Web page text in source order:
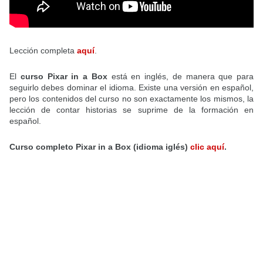
Lección completa aquí.
El curso Pixar in a Boxestá en inglés, de manera que para
seguirlo debes dominar el idioma. Existe una versión en español,
pero los contenidos del curso no son exactamente los mismos, la
lección de contar historias se suprime de la formación en
español.
Curso completo Pixar in a Box (idioma iglés) clic aquí.